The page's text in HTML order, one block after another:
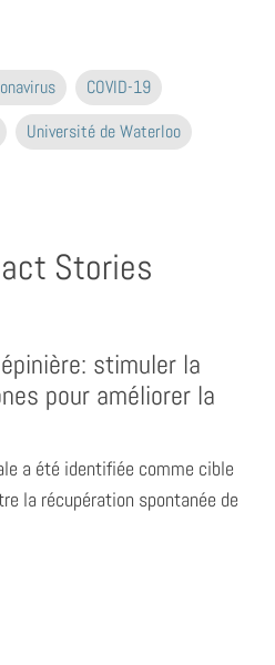
COVID-19
Université de Waterloo
Stories
stimuler la
pour améliorer la
a été identifiée comme cible
la récupération spontanée de